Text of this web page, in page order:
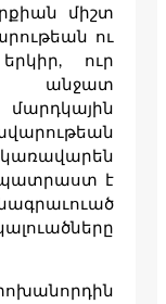
միշտ
ու
ուր
անջատ
կառավարեն
պատրաստ է